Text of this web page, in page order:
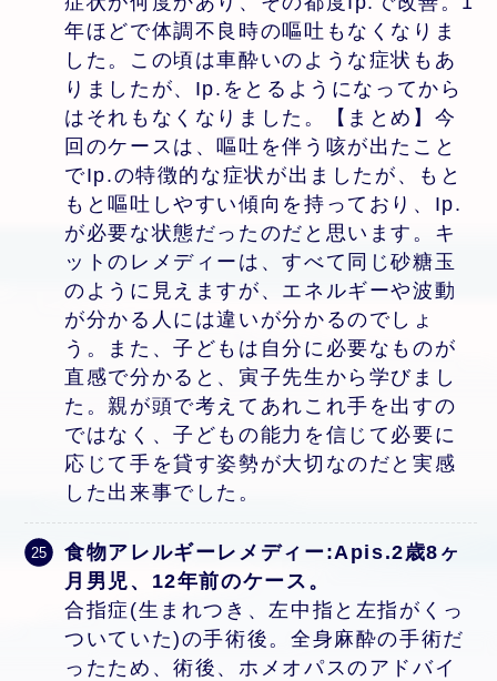
年ほどで体調不良時の嘔吐もなくなりま
した。この頃は車酔いのような症状もあ
りましたが、Ip.をとるようになってから
はそれもなくなりました。【まとめ】今
回のケースは、嘔吐を伴う咳が出たこと
でIp.の特徴的な症状が出ましたが、もと
もと嘔吐しやすい傾向を持っており、Ip.
が必要な状態だったのだと思います。キ
ットのレメディーは、すべて同じ砂糖玉
のように見えますが、エネルギーや波動
が分かる人には違いが分かるのでしょ
う。また、子どもは自分に必要なものが
直感で分かると、寅子先生から学びまし
た。親が頭で考えてあれこれ手を出すの
ではなく、子どもの能力を信じて必要に
応じて手を貸す姿勢が大切なのだと実感
した出来事でした。
食物アレルギーレメディー:Apis.2歳8ヶ
月男児、12年前のケース。
合指症(生まれつき、左中指と左指がくっ
ついていた)の手術後。全身麻酔の手術だ
ったため、術後、ホメオパスのアドバイ